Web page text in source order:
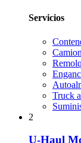
Servicios
Truck
2
U-Haul